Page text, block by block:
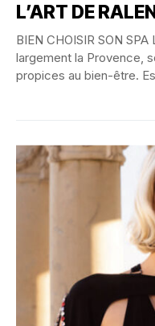
L’ART DE
BIEN CHOISIR SON
largement la Provence,
propices au bien-être.